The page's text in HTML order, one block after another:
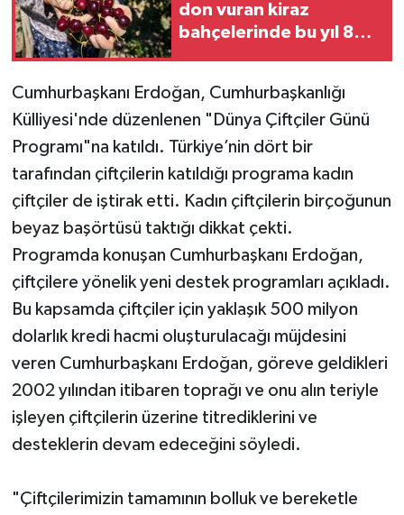
don vuran kiraz
bahçelerinde bu yıl 80
Cumhurbaşkanı Erdoğan, Cumhurbaşkanlığı
Külliyesi'nde düzenlenen "Dünya Çiftçiler Günü
Programı"na katıldı. Türkiye’nin dört bir
tarafından çiftçilerin katıldığı programa kadın
çiftçiler de iştirak etti. Kadın çiftçilerin birçoğunun
beyaz başörtüsü taktığı dikkat çekti.
Programda konuşan Cumhurbaşkanı Erdoğan,
çiftçilere yönelik yeni destek programları açıkladı.
Bu kapsamda çiftçiler için yaklaşık 500 milyon
dolarlık kredi hacmi oluşturulacağı müjdesini
veren Cumhurbaşkanı Erdoğan, göreve geldikleri
2002 yılından itibaren toprağı ve onu alın teriyle
işleyen çiftçilerin üzerine titrediklerini ve
desteklerin devam edeceğini söyledi.
"Çiftçilerimizin tamamının bolluk ve bereketle